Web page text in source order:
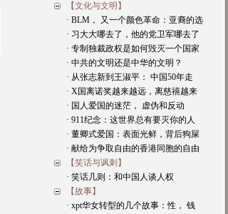
【文化与文明】
· BLM， 又一个颜色革命：亚裔的选
· 习大大哪去了，他的党卫军哪去了
· 专制独裁政权是如何毁灭一个国家
· 中共的文明还是中华的文明？
· 从张志新到王淑平： 中国50年走
· X国离诺奖越来越远，离慈禧越来
· 国人爱国的迷茫， 虚伪和反动
· 911纪念：这世界总有要灭你的人
· 董卿式爱国：表面光鲜，背后狗屎
· 献给为争取自由的香港同胞的自由
【笑话与讽刺】
· 笑话几则：和中国人谈人权
【故事】
· xpt华女转型的几个故事：性， 钱